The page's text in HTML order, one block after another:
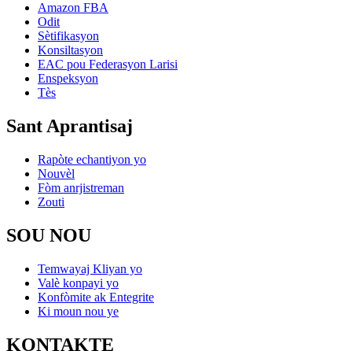
Amazon FBA
Odit
Sètifikasyon
Konsiltasyon
EAC pou Federasyon Larisi
Enspeksyon
Tès
Sant Aprantisaj
Rapòte echantiyon yo
Nouvèl
Fòm anrjistreman
Zouti
SOU NOU
Temwayaj Kliyan yo
Valè konpayi yo
Konfòmite ak Entegrite
Ki moun nou ye
KONTAKTE